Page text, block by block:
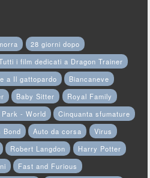
28 giorni dopo
i film dedicati a Dragon Trainer
a Il gattopardo
Biancaneve
Baby Sitter
Royal Family
- World
Cinquanta sfumature
Bond Auto da corsa
Virus
Robert Langdon
Harry Potter
Fast and Furious